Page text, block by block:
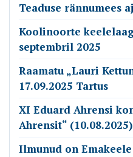
Teaduse rännumees
Koolinoorte
septembril 2025
Raamatu „Lauri
17.09.2025 Tartus
XI Eduard Ahrensi
Ahrensit“ (10.08.2025)
Ilmunud on